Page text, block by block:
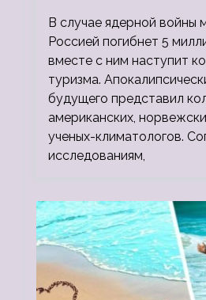
людей
В случае ядерной
Россией погибнет 5
вместе с ним наступит
туризма.
будущего представил
американских,
ученых-климатологов.
исследованиям,